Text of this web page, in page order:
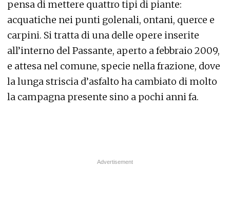
pensa di mettere quattro tipi di piante:
acquatiche nei punti golenali, ontani, querce e
carpini. Si tratta di una delle opere inserite
all’interno del Passante, aperto a febbraio 2009,
e attesa nel comune, specie nella frazione, dove
la lunga striscia d’asfalto ha cambiato di molto
la campagna presente sino a pochi anni fa.